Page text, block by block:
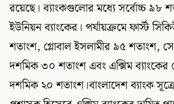
রয়েছে। ব্যাংকগুলোর মধ্যে সর্বোচ্চ ৯৮
ইউনিয়ন ব্যাংকের। পর্যায়ক্রমে ফার্স্ট
শতাংশ, গ্লোবাল ইসলামীর ৯৫ শতাংশ,
দশমিক ৩০ শতাংশ এবং এক্সিম
দশমিক ২০ শতাংশ।বাংলাদেশ ব্যাংক